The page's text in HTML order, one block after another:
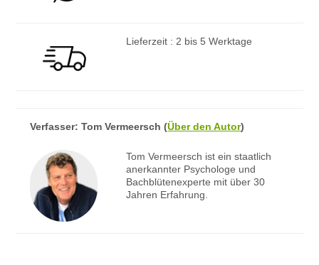
Lieferzeit : 2 bis 5 Werktage
Verfasser:Tom Vermeersch (Über den Autor)
Tom Vermeersch ist ein staatlich
anerkannter Psychologe und
Bachblütenexperte mit über 30
Jahren Erfahrung.